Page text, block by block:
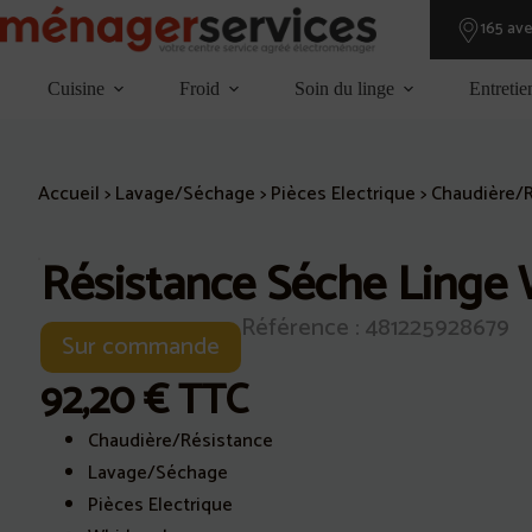
au
165
Cuisine
Froid Soin du linge
Accueil>Lavage/Séchage>Pièces Electrique>Chaudière/
Résistance Séche
Sur commande Référence : 481225928679
92,20€TTC
Chaudière/Résistance
Lavage/Séchage
Pièces Electrique